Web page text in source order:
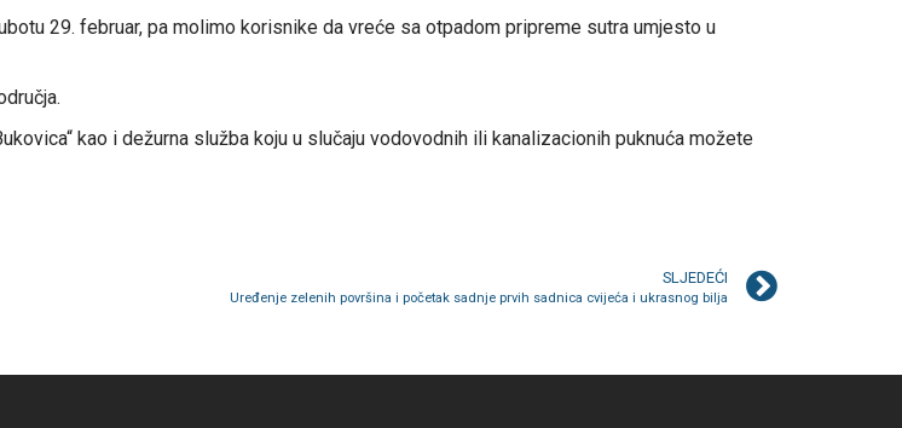
29. februar, pa molimo korisnike da vreće sa otpadom pripreme sutra umjesto u
kao i dežurna služba koju u slučaju vodovodnih ili kanalizacionih puknuća možete
SLJEDEĆI
Uređenje zelenih površina i početak sadnje prvih sadnica cvijeća i ukrasnog bilja